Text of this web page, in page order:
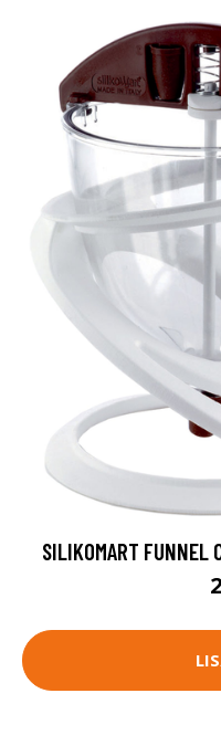
SILIKOMART FUNNEL